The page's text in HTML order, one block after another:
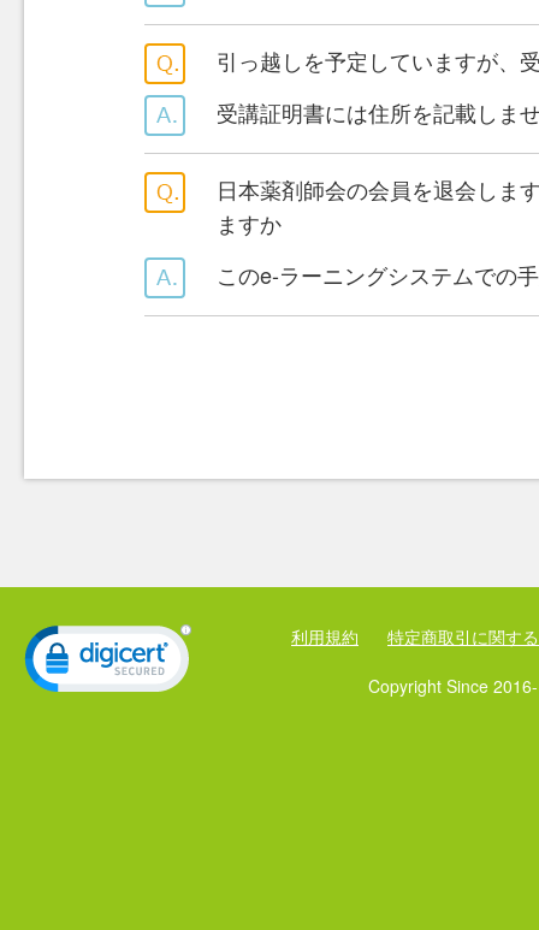
引っ越しを予定していますが、
受講証明書には住所を記載しま
日本薬剤師会の会員を退会しま
ますか
このe-ラーニングシステムでの
利用規約 特定商取引に関す
Copyright Since